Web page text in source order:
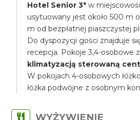
Hotel Senior 3* w
usytuowany jest około 500 m
m od bezpłatnej piaszczystej
Do dyspozycji gości znajduje
recepcja. Pokoje 3,4-osobowe
klimatyzacją sterowaną
W pokojach 4-osobowych
łóżka podwójne z osobnym
WYŻYWIENIE